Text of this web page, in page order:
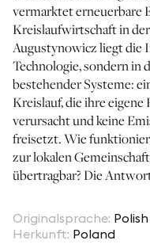
vermarktet erneuerbare
Kreislaufwirtschaft in
Augustynowicz liegt die
Technologie, sondern in
bestehender Systeme:
Kreislauf, die ihre
verursacht und keine
freisetzt. Wie
zur lokalen
übertragbar? Die
Originalsprache: Polish
Herkunft: Poland